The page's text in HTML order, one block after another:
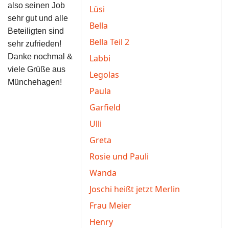
Lüsi
Bella
Bella Teil 2
Labbi
Legolas
Paula
Garfield
Ulli
Greta
Rosie und Pauli
Wanda
Joschi heißt jetzt Merlin
Frau Meier
Henry
also seinen Job
sehr gut und alle
Beteiligten sind
sehr zufrieden!
Danke nochmal &
viele Grüße aus
Münchehagen!